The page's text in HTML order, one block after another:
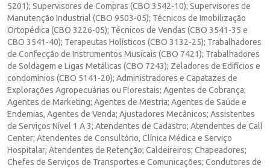
5201); Supervisores de Compras (CBO 3542-10); Supervisores de
Manutenção Industrial (CBO 9503-05); Técnicos de Imobilização
Ortopédica (CBO 3226-05); Técnicos de Vendas (CBO 3541-35 e
CBO 3541-40); Terapeutas Holísticos (CBO 3132-25); Trabalhadores
de Confecção de Instrumentos Musicais (CBO 7421); Trabalhadores
de Soldagem e Ligas Metálicas (CBO 7243); Zeladores de Edifícios e
condomínios (CBO 5141-20); Administradores e Capatazes de
Explorações Agropecuárias ou Florestais; Agentes de Cobrança;
Agentes de Marketing; Agentes de Mestria; Agentes de Saúde e
Endemias, Agentes de Venda; Ajustadores Mecânicos; Assistentes
de Serviços Nível 1 A 3; Atendentes de Cadastro; Atendentes de Call
Center; Atendentes de Consultório, Clínica Médica e Serviço
Hospitalar; Atendentes de Retenção; Caldeireiros; Chapeadores;
Chefes de Serviços de Transportes e Comunicações; Condutores de